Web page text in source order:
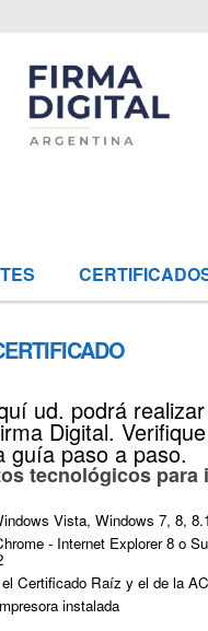
ud. podrá
Digital.
guía paso a paso.
tecnológicos
Vista, Windows 7, 8,
- Internet Explorer 8 o
Certificado Raíz y el de la
instalada